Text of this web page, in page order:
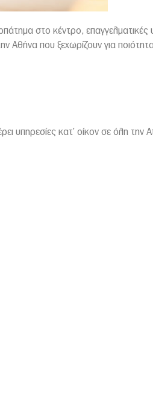
στο κέντρο,
Αθήνα που ξεχωρίζουν για
υπηρεσίες κατ’ οίκον σε όλη την